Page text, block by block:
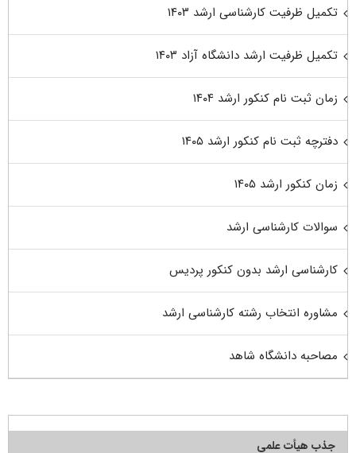
تکمیل ظرفیت کارشناسی ارشد ۱۴۰۳
تکمیل ظرفیت ارشد دانشگاه آزاد ۱۴۰۳
زمان ثبت نام کنکور ارشد ۱۴۰۴
دفترچه ثبت نام کنکور ارشد ۱۴۰۵
زمان کنکور ارشد ۱۴۰۵
سوالات کارشناسی ارشد
کارشناسی ارشد بدون کنکور پردیس
مشاوره انتخاب رشته کارشناسی ارشد
مصاحبه دانشگاه شاهد
جذب هیأت علمی